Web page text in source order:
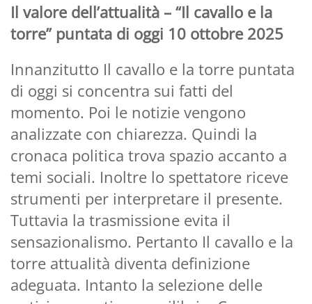
Il valore dell’attualità – “Il cavallo e la
torre” puntata di oggi 10 ottobre 2025
Innanzitutto Il cavallo e la torre puntata
di oggi si concentra sui fatti del
momento. Poi le notizie vengono
analizzate con chiarezza. Quindi la
cronaca politica trova spazio accanto a
temi sociali. Inoltre lo spettatore riceve
strumenti per interpretare il presente.
Tuttavia la trasmissione evita il
sensazionalismo. Pertanto Il cavallo e la
torre attualità diventa definizione
adeguata. Intanto la selezione delle